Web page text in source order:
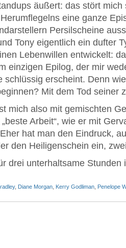
äußert: das stört
eine ganze
Persilscheine
Tony eigentlich ein dufter
Lebenwillen entwickelt:
einzigen Epilog, der mir
schlüssig erscheint. Denn
Mit dem Tod seiner
mich also mit gemischten
Arbeit“, wie er mit
hat man den Eindruck,
den Heiligenschein ein,
drei unterhaltsame Stunden
, Diane Morgan Kerry Godliman Penelope